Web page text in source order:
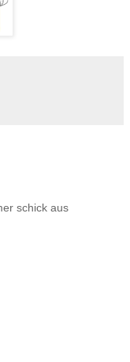
schick aus